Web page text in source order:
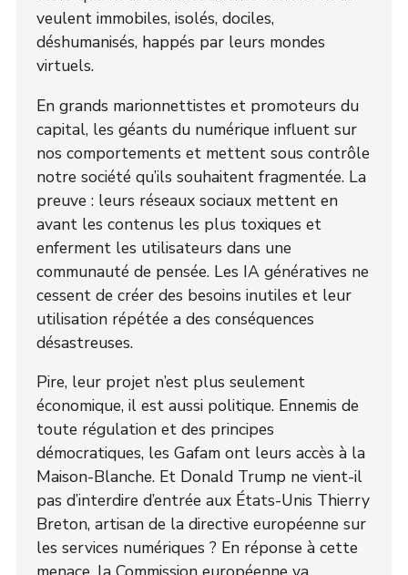
veulent immobiles, isolés, dociles,
déshumanisés, happés par leurs mondes
virtuels.
En grands marionnettistes et promoteurs du
capital, les géants du numérique influent sur
nos comportements et mettent sous contrôle
notre société qu’ils souhaitent fragmentée. La
preuve : leurs réseaux sociaux mettent en
avant les contenus les plus toxiques et
enferment les utilisateurs dans une
communauté de pensée. Les IA génératives ne
cessent de créer des besoins inutiles et leur
utilisation répétée a des conséquences
désastreuses.
Pire, leur projet n’est plus seulement
économique, il est aussi politique. Ennemis de
toute régulation et des principes
démocratiques, les Gafam ont leurs accès à la
Maison-Blanche. Et Donald Trump ne vient-il
pas d’interdire d’entrée aux États-Unis Thierry
Breton, artisan de la directive européenne sur
les services numériques ? En réponse à cette